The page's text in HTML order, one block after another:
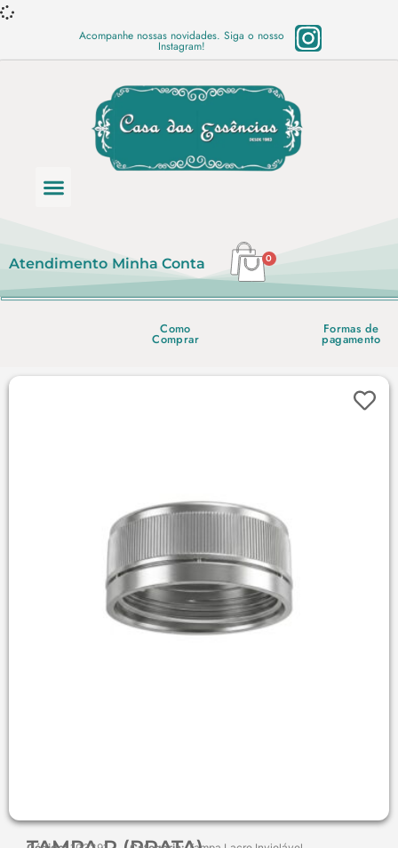
Acompanhe nossas novidades. Siga o nosso
Instagram!
Atendimento Minha Conta 0
Como
Comprar
Formas de
pagamento